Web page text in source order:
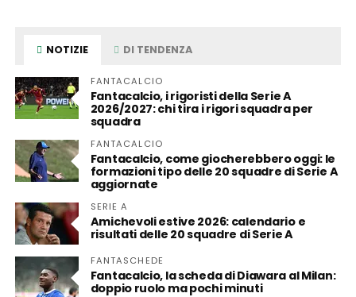
NOTIZIE DI TENDENZA
FANTACALCIO
Fantacalcio, i rigoristi della Serie A
2026/2027: chi tira i rigori squadra per
squadra
FANTACALCIO
Fantacalcio, come giocherebbero oggi: le
formazioni tipo delle 20 squadre di Serie A
aggiornate
SERIE A
Amichevoli estive 2026: calendario e
risultati delle 20 squadre di Serie A
FANTASCHEDE
Fantacalcio, la scheda di Diawara al Milan:
doppio ruolo ma pochi minuti